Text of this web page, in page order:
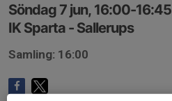
Söndag 7 jun, 16:00-16:45
IK Sparta - Sallerups
Samling: 16:00